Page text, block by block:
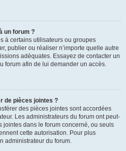
un forum ?
à certains utilisateurs ou groupes
publier ou réaliser n’importe quelle autre
adéquates. Essayez de contacter un
forum afin de lui demander un accès.
de pièces jointes ?
des pièces jointes sont accordées
Les administrateurs du forum ont peut-
jointes dans le forum concerné, ou seuls
cette autorisation. Pour plus
administrateur du forum.